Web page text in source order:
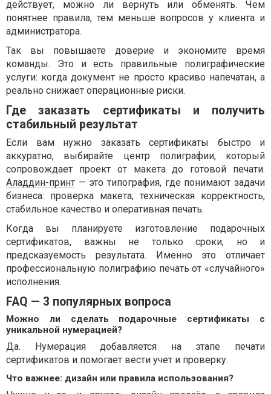
действует, можно ли вернуть или обменять. Чем
понятнее правила, тем меньше вопросов у клиента и
администратора.
Так вы повышаете доверие и экономите время
команды. Это и есть правильные полиграфические
услуги: когда документ не просто красиво напечатан, а
реально снижает операционные риски.
Где заказать сертификаты и получить
стабильный результат
Если вам нужно заказать сертификаты быстро и
аккуратно, выбирайте центр полиграфии, который
сопровождает проект от макета до готовой печати.
Аладдин-принт — это типография, где понимают задачи
бизнеса: проверка макета, техническая корректность,
стабильное качество и оперативная печать.
Когда вы планируете изготовление подарочных
сертификатов, важны не только сроки, но и
предсказуемость результата. Именно это отличает
профессиональную полиграфию печать от «случайного»
исполнения.
FAQ — 3 популярных вопроса
Можно ли сделать подарочные сертификаты с
уникальной нумерацией?
Да. Нумерация добавляется на этапе печати
сертификатов и помогает вести учет и проверку.
Что важнее: дизайн или правила использования?